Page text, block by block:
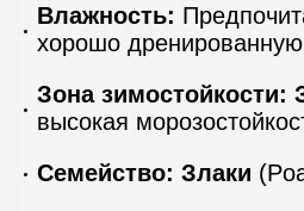
Влажность:
хорошо дренированную
Зона зимостойкости:
высокая
Семейство: Злаки